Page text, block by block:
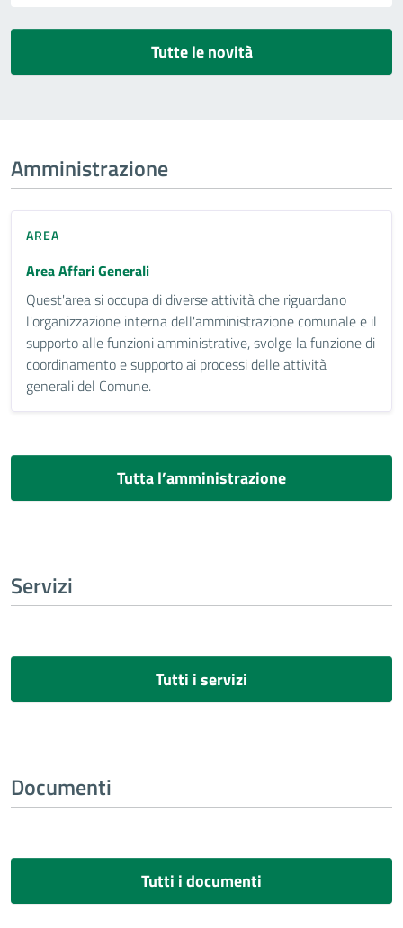
Tutte le novità
Amministrazione
AREA
Area Affari Generali
Quest'area si occupa di diverse attività che riguardano
l'organizzazione interna dell'amministrazione comunale e il
supporto alle funzioni amministrative, svolge la funzione di
coordinamento e supporto ai processi delle attività
generali del Comune.
Tutta l’amministrazione
Servizi
Tutti i servizi
Documenti
Tutti i documenti